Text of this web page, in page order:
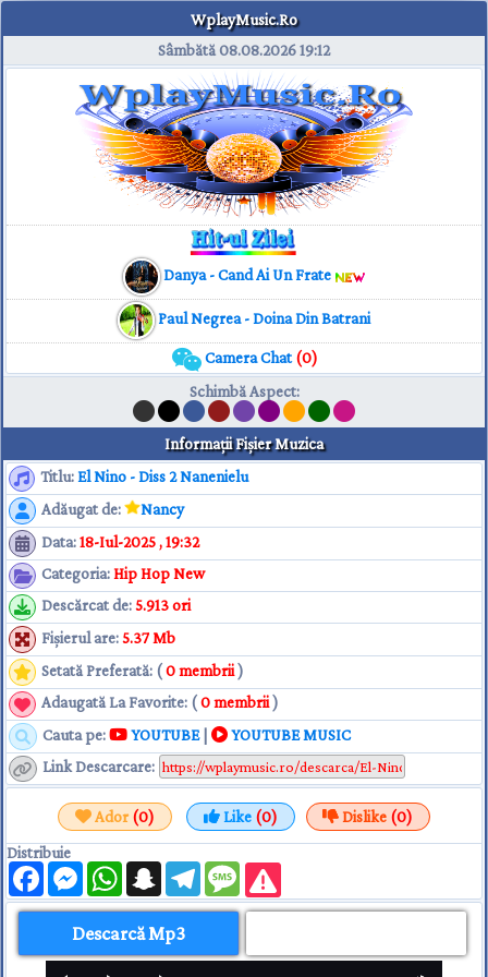
WplayMusic.Ro
Sâmbătă 08.08.202619:12
Danya - Cand Ai Un Frate
Paul Negrea - Doina Din Batrani
Camera Chat(0)
Schimbă Aspect:
Informaţii Fişier Muzica
Titlu:El Nino - Diss 2 Nanenielu
Adăugat de:
Nancy
Data:18-Iul-2025 , 19:32
Categoria:Hip Hop New
Descărcat de:5.913 ori
Fişierul are:5.37 Mb
Setată Preferată: (0 membrii )
Adaugată La Favorite: (0 membrii )
Cauta pe:
YOUTUBE|
YOUTUBE MUSIC
Link Descarcare:
Ador(0) Like (0) Dislike (0)
Distribuie
FacebookMessengerWhatsAppSnapchatTelegramMessage
Descarcă Mp3